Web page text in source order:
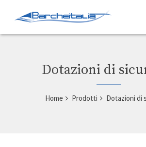
Dotazioni di
Home Prodotti Dotazioni di